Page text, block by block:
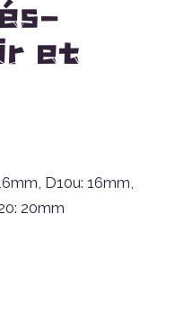
et
D10u: 16mm,
20mm